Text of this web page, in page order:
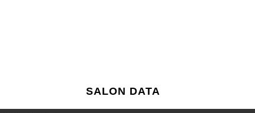
SALON DATA